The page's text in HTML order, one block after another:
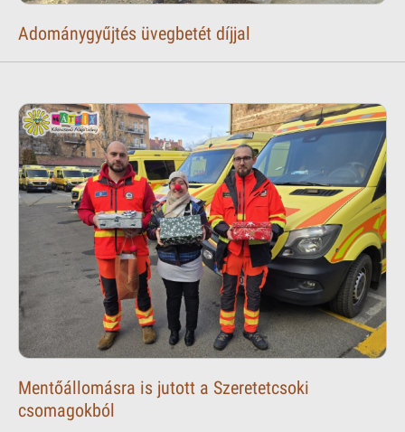
Adománygyűjtés üvegbetét díjjal
Mentőállomásra is jutott a Szeretetcsoki
csomagokból